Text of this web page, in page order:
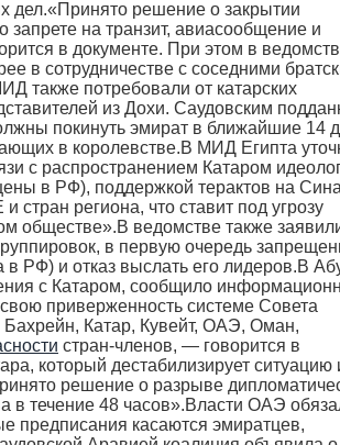
дел.«Принято решение о закрытии
на транзит, авиасообщение и
в документе. При этом в
в сотрудничестве с соседними
также потребовали от катарских
из Дохи. Саудовским
покинуть эмират в ближайшие 14
в королевстве.В МИД Египта
с распространением Катаром
в РФ), поддержкой терактов на
региона, что ставит под угрозу
обществе».В ведомстве также
в первую очередь
РФ) и отказ выслать его лидеров.В
с Катаром, сообщило
приверженность системе Совета
Бахрейн, Катар, Кувейт, ОАЭ, Оман,
стран-членов, — говорится в
который дестабилизирует ситуацию
решение о разрыве
в течение 48 часов».Власти ОАЭ
предписания касаются эмиратцев,